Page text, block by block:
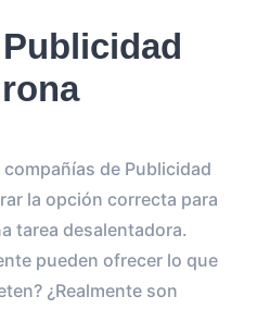
de Publicidad
la opción correcta para
tarea desalentadora.
pueden ofrecer lo que
¿Realmente son